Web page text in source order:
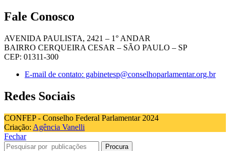
Fale Conosco
AVENIDA PAULISTA, 2421 – 1° ANDAR
BAIRRO CERQUEIRA CESAR – SÃO PAULO – SP
CEP: 01311-300
E-mail de contato: gabinetesp@conselhoparlamentar.org.br
Redes Sociais
CONFEP - Conselho Federal Parlamentar 2024
Criação: Agência Vanelli
Fechar
Procura